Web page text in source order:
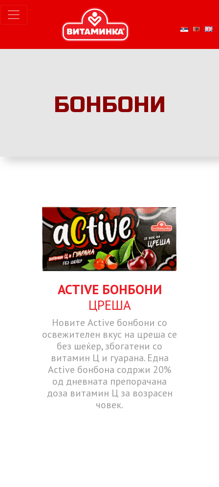
БОНБОНИ
ACTIVE БОНБОНИ
ЦРЕША
Новите Active бонбони со
освежителен вкус на цреша се
без шеќер, збогатени со
витамин Ц и гуарана. Една
Active бонбона содржи 20%
од дневната препорачана
доза витамин Ц за возрасен
човек.